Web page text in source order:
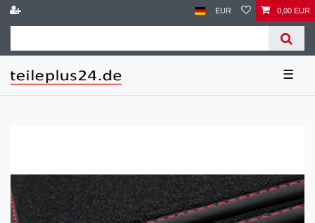
EUR 0,00 EUR
☰